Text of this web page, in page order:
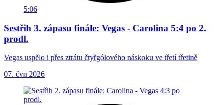
5:06
Sestřih 3. zápasu finále: Vegas - Carolina 5:4 po 2.
prodl.
Vegas uspělo i přes ztrátu čtyřgólového náskoku ve třetí třetině
07. čvn 2026